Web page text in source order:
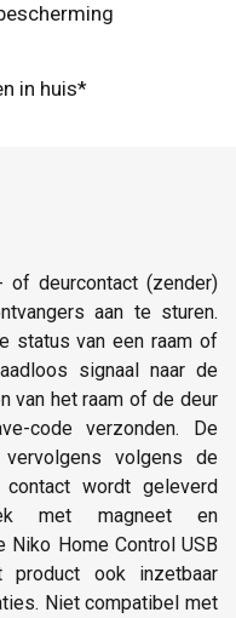
in huis*
of deurcontact (zender)
aan te sturen.
status van een raam of
signaal naar de
van het raam of de deur
code verzonden. De
vervolgens volgens de
wordt geleverd
met magneet en
Home Control USB
product ook inzetbaar
Niet compatibel met